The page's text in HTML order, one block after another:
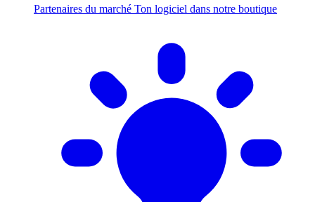
Partenaires du marché Ton logiciel dans notre boutique